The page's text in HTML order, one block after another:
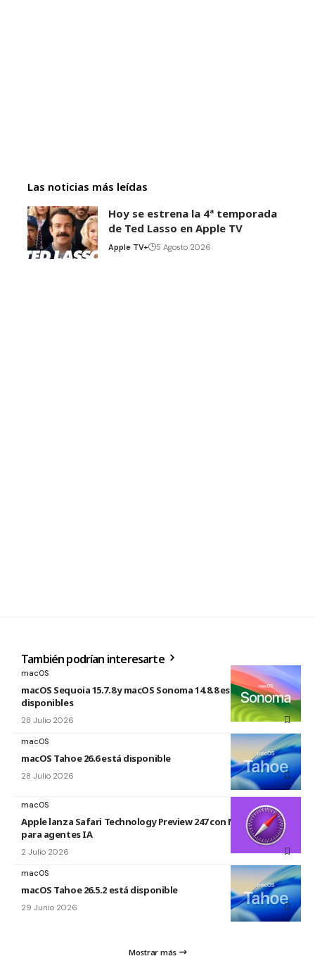
Las noticias más leídas
Hoy se estrena la 4ª temporada
de Ted Lasso en Apple TV
Apple TV+ 5 Agosto 2026
También podrían interesarte
macOS
macOS Sequoia 15.7.8 y macOS Sonoma 14.8.8 están
disponibles
28 Julio 2026
macOS
macOS Tahoe 26.6 está disponible
28 Julio 2026
macOS
Apple lanza Safari Technology Preview 247 con MCP Server
para agentes IA
2 Julio 2026
macOS
macOS Tahoe 26.5.2 está disponible
29 Junio 2026
Mostrar más